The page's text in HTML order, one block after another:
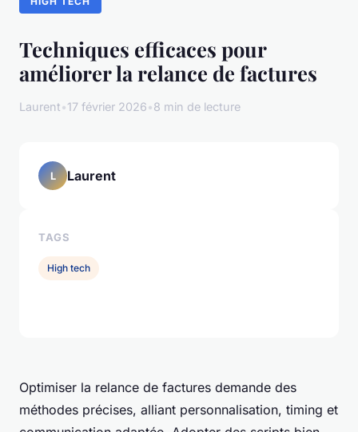
Techniques efficaces pour
améliorer la relance de factures
Laurent•17 février 2026•8 min de lecture
Optimiser la relance de factures demande des
méthodes précises, alliant personnalisation, timing et
L Laurent
TAGS
High tech